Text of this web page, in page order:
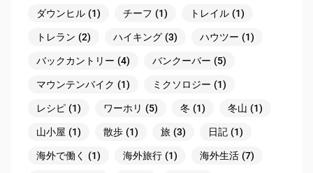
ダウンヒル (1) チーフ (1) トレイル (1)
トレラン (2) ハイキング (3) ハウツー (1)
バックカントリー (4) バンクーバー (5)
マウンテンバイク (1) ミクソロジー (1)
レシピ (1) ワーホリ (5) 冬 (1) 冬山 (1)
山小屋 (1) 散歩 (1) 旅 (3) 日記 (1)
海外で働く (1) 海外旅行 (1) 海外生活 (7)